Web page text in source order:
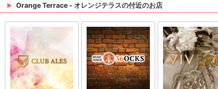
Orange Terrace - オレンジテラスの付近のお店